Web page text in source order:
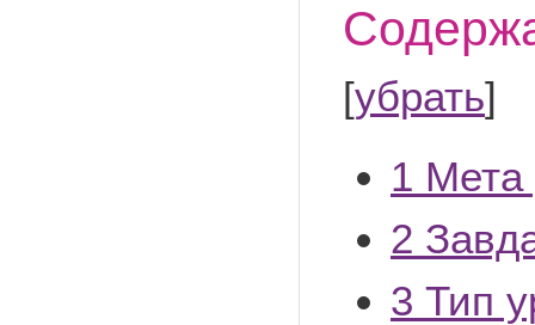
[убрать]
1 Мета
2
3 Тип